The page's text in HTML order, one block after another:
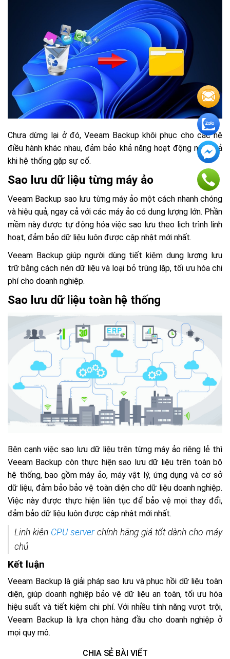
Chưa dừng lại ở đó, Veeam Backup khôi phục cho các hệ
điều hành khác nhau, đảm bảo khả năng hoạt động ngay cả
khi hệ thống gặp sự cố.
Sao lưu dữ liệu từng máy ảo
Veeam Backup sao lưu từng máy ảo một cách nhanh chóng
và hiệu quả, ngay cả với các máy ảo có dung lượng lớn. Phần
mềm này được tự động hóa việc sao lưu theo lịch trình linh
hoạt, đảm bảo dữ liệu luôn được cập nhật mới nhất.
Veeam Backup giúp người dùng tiết kiệm dung lượng lưu
trữ bằng cách nén dữ liệu và loại bỏ trùng lặp, tối ưu hóa chi
phí cho doanh nghiệp.
Sao lưu dữ liệu toàn hệ thống
Bên cạnh việc sao lưu dữ liệu trên từng máy ảo riêng lẻ thì
Veeam Backup còn thực hiện sao lưu dữ liệu trên toàn bộ
hệ thống, bao gồm máy ảo, máy vật lý, ứng dụng và cơ sở
dữ liệu, đảm bảo bảo vệ toàn diện cho dữ liệu doanh nghiệp.
Việc này được thực hiện liên tục để bảo vệ mọi thay đổi,
đảm bảo dữ liệu luôn được cập nhật mới nhất.
Linh kiện CPU server chính hãng giá tốt dành cho máy
chủ
Kết luận
Veeam Backup là giải pháp sao lưu và phục hồi dữ liệu toàn
diện, giúp doanh nghiệp bảo vệ dữ liệu an toàn, tối ưu hóa
hiệu suất và tiết kiệm chi phí. Với nhiều tính năng vượt trội,
Veeam Backup là lựa chọn hàng đầu cho doanh nghiệp ở
mọi quy mô.
CHIA SẺ BÀI VIẾT